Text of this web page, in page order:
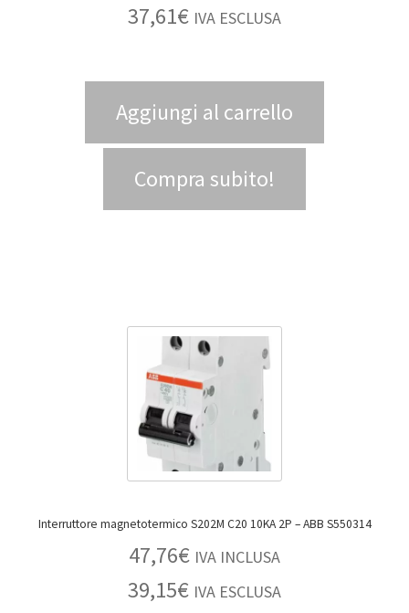
37,61€ IVA ESCLUSA
Aggiungi al carrello
Compra subito!
Interruttore magnetotermico S202M C20 10KA 2P – ABB S550314
47,76€ IVA INCLUSA
39,15€ IVA ESCLUSA